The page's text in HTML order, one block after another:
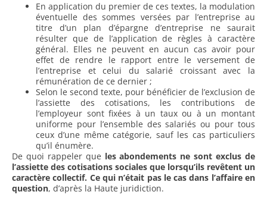
En application du premier de ces textes, la modulation
éventuelle des sommes versées par l’entreprise au
titre d’un plan d’épargne d’entreprise ne saurait
résulter que de l’application de règles à caractère
général. Elles ne peuvent en aucun cas avoir pour
effet de rendre le rapport entre le versement de
l’entreprise et celui du salarié croissant avec la
rémunération de ce dernier ;
Selon le second texte, pour bénéficier de l’exclusion de
l’assiette des cotisations, les contributions de
l’employeur sont fixées à un taux ou à un montant
uniforme pour l’ensemble des salariés ou pour tous
ceux d’une même catégorie, sauf les cas particuliers
qu’il énumère.
De quoi rappeler que les abondements ne sont exclus de
l’assiette des cotisations sociales que lorsqu’ils revêtent un
caractère collectif. Ce qui n’était pas le cas dans l’affaire en
question, d’après la Haute juridiction.